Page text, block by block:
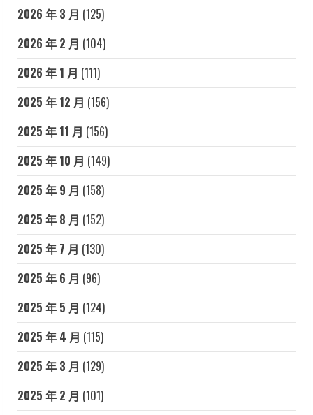
2026 年 3 月 (125)
2026 年 2 月 (104)
2026 年 1 月 (111)
2025 年 12 月 (156)
2025 年 11 月 (156)
2025 年 10 月 (149)
2025 年 9 月 (158)
2025 年 8 月 (152)
2025 年 7 月 (130)
2025 年 6 月 (96)
2025 年 5 月 (124)
2025 年 4 月 (115)
2025 年 3 月 (129)
2025 年 2 月 (101)